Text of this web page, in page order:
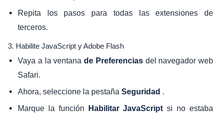
Repita los pasos para todas las extensiones de
terceros.
3. Habilite JavaScript y Adobe Flash
Vaya a la ventana de Preferenciasdel navegador web
Safari.
Ahora, seleccione la pestaña Seguridad .
Marque la función
Habilitar JavaScript si no estaba